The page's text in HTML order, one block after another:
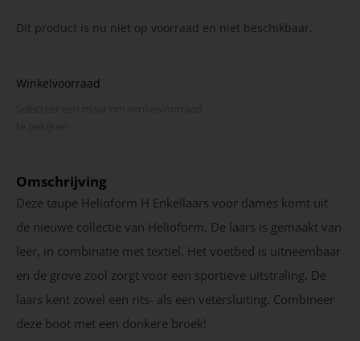
Dit product is nu niet op voorraad en niet beschikbaar.
Winkelvoorraad
Omschrijving
Deze taupe Helioform H Enkellaars voor dames komt uit
de nieuwe collectie van Helioform. De laars is gemaakt van
leer, in combinatie met textiel. Het voetbed is uitneembaar
en de grove zool zorgt voor een sportieve uitstraling. De
laars kent zowel een rits- als een vetersluiting. Combineer
deze boot met een donkere broek!